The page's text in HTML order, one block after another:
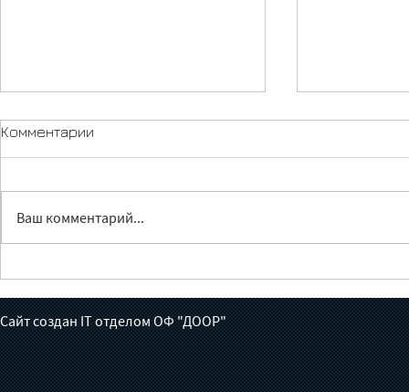
на себя борьбу с
туберкулезом?
Комментарии
Ваш комментарий...
Сайт создан IT отделом ОФ "ДООР"